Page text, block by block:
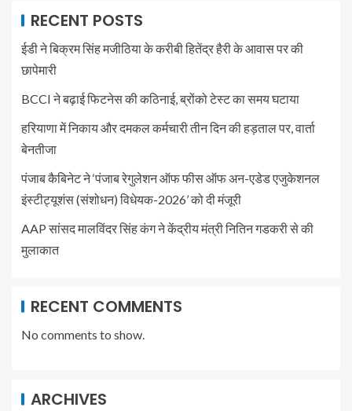
RECENT POSTS
ईडी ने बिक्रम सिंह मजीठिया के करीबी हितेंद्र हैरी के आवास पर की
छापेमारी
BCCI ने बढ़ाई फिटनेस की कठिनाई, ब्रोंको टेस्ट का समय घटाया
हरियाणा में निकाय और दमकल कर्मचारी तीन दिन की हड़ताल पर, वार्ता
बेनतीजा
पंजाब कैबिनेट ने ‘पंजाब रेगुलेशन ऑफ फीस ऑफ अन-एडेड एजुकेशनल
इंस्टीट्यूशंस (संशोधन) विधेयक-2026’ को दी मंजूरी
AAP सांसद मालविंदर सिंह कंग ने केंद्रीय मंत्री नितिन गडकरी से की
मुलाकात
RECENT COMMENTS
No comments to show.
ARCHIVES